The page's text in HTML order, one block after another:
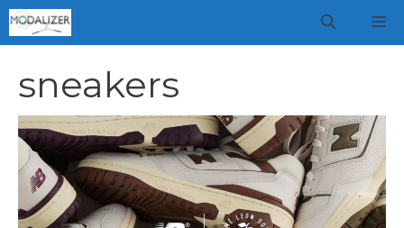
Vai
al
sneakers